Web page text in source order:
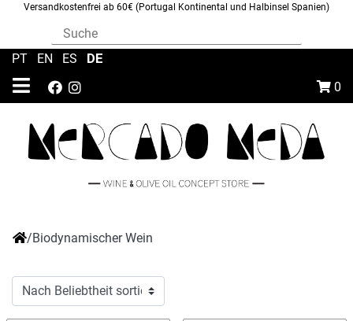
Versandkostenfrei ab 60€ (Portugal Kontinental und Halbinsel Spanien)
0
PT EN ES DE
/Biodynamischer Wein